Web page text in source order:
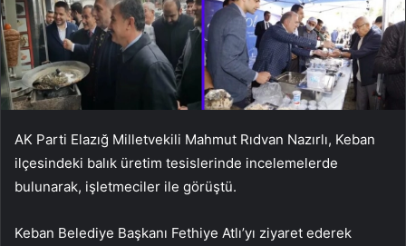
AK Parti Elazığ Milletvekili Mahmut Rıdvan Nazırlı, Keban
ilçesindeki balık üretim tesislerinde incelemelerde
bulunarak, işletmeciler ile görüştü.
Keban Belediye Başkanı Fethiye Atlı’yı ziyaret ederek